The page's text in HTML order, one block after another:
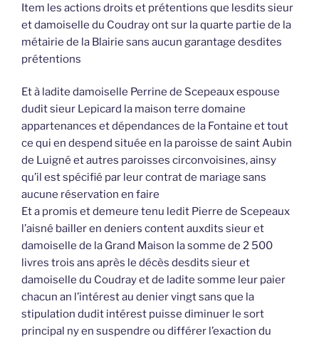
Item les actions droits et prétentions que lesdits sieur
et damoiselle du Coudray ont sur la quarte partie de la
métairie de la Blairie sans aucun garantage desdites
prétentions
Et à ladite damoiselle Perrine de Scepeaux espouse
dudit sieur Lepicard la maison terre domaine
appartenances et dépendances de la Fontaine et tout
ce qui en despend située en la paroisse de saint Aubin
de Luigné et autres paroisses circonvoisines, ainsy
qu’il est spécifié par leur contrat de mariage sans
aucune réservation en faire
Et a promis et demeure tenu ledit Pierre de Scepeaux
l’aisné bailler en deniers content auxdits sieur et
damoiselle de la Grand Maison la somme de 2 500
livres trois ans après le décès desdits sieur et
damoiselle du Coudray et de ladite somme leur paier
chacun an l’intérest au denier vingt sans que la
stipulation dudit intérest puisse diminuer le sort
principal ny en suspendre ou différer l’exaction du